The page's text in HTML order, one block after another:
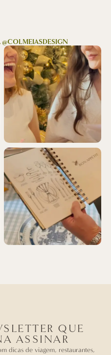
QUE
ASSINAR
dicas de viagem, restaurantes,